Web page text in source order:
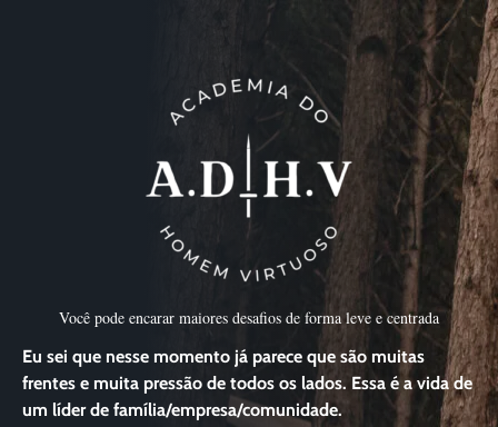
Você pode encarar maiores desafios de forma leve e centrada
Eu sei que nesse momento já parece que são muitas
frentes e muita pressão de todos os lados. Essa é a vida de
um líder de família/empresa/comunidade.